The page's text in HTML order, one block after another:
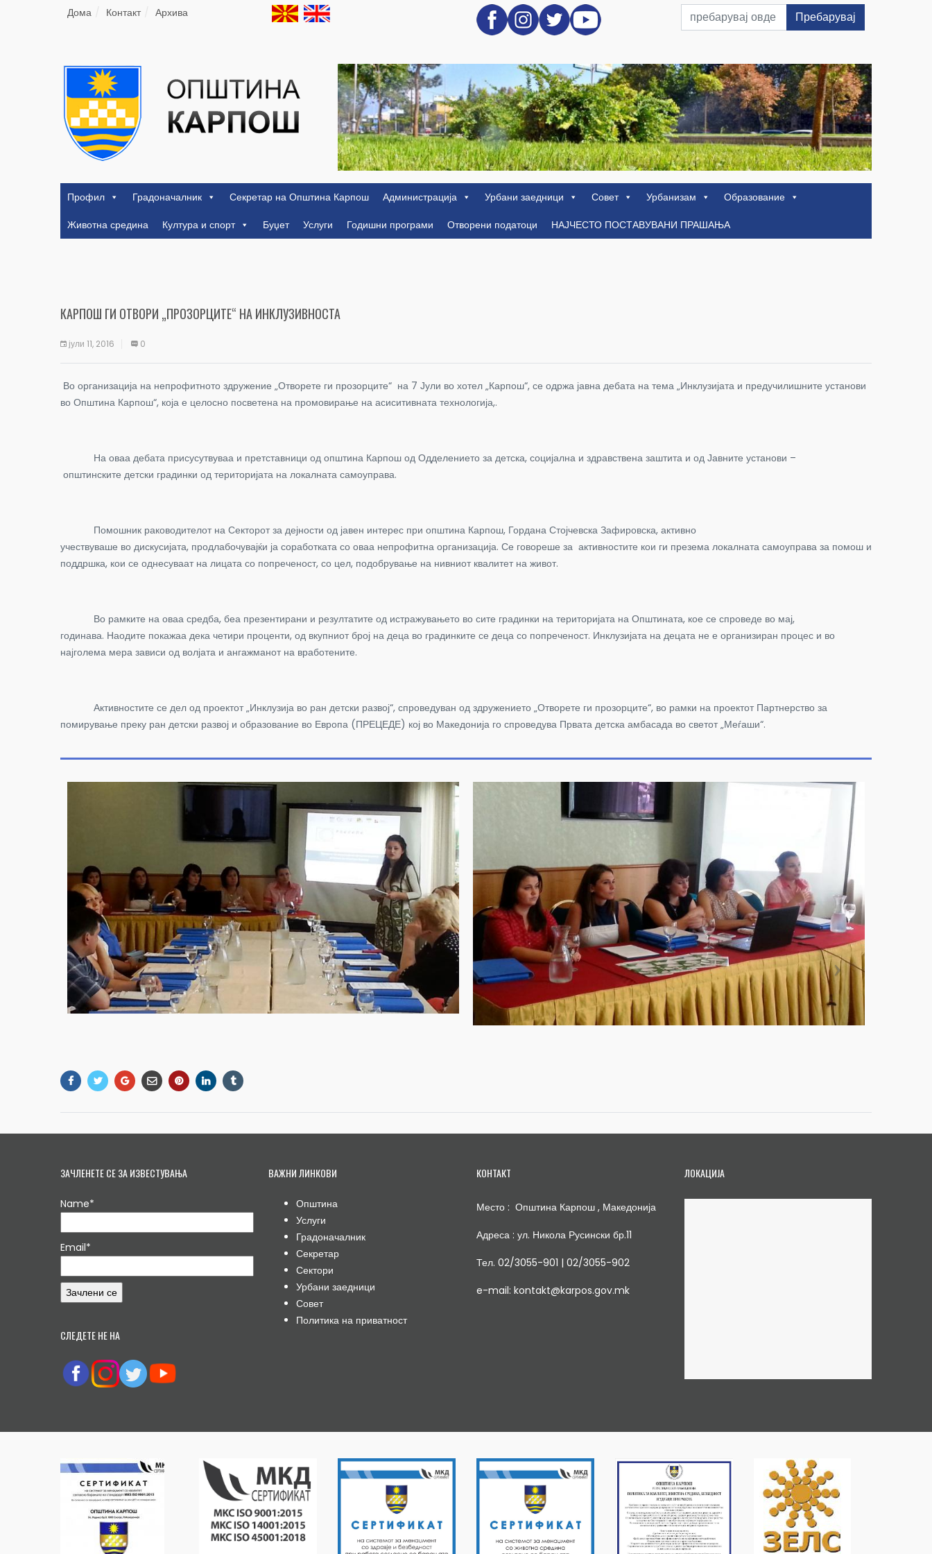
Дома Контакт Архива Пребарувај
Профил Градоначалник Секретар на Општина Карпош Администрација Урбани заедници Совет Урбанизам
Образование
Животна средина
Култура и спорт Буџет Услуги Годишни програми Отворени податоци НАЈЧЕСТО ПОСТАВУВАНИ ПРАШАЊА
КАРПОШ ГИ ОТВОРИ „ПРОЗОРЦИТЕ“ НА ИНКЛУЗИВНОСТА
јули 11, 2016 0
Во организација на непрофитното здружение „Отворете ги прозорците“ на 7 Јули во хотел „Карпош“, се одржа јавна дебата на тема „Инклузијата и предучилишните установи
во Општина Карпош“, која е целосно посветена на промовирање на асиситивната технологија,.
На оваа дебата присусутвуваа и претставници од општина Карпош од Одделението за детска, социјална и здравствена заштита и од Јавните установи –
општинските детски градинки од територијата на локалната самоуправа.
Помошник раководителот на Секторот за дејности од јавен интерес при општина Карпош, Гордана Стојчевска Зафировска, активно
учествуваше во дискусијата, продлабочувајќи ја соработката со оваа непрофитна организација. Се говореше за активностите кои ги презема локалната самоуправа за помош и
поддршка, кои се однесуваат на лицата со попреченост, со цел, подобрување на нивниот квалитет на живот.
Во рамките на оваа средба, беа презентирани и резултатите од истражувањето во сите градинки на територијата на Општината, кое се спроведе во мај,
годинава. Наодите покажаа дека четири проценти, од вкупниот број на деца во градинките се деца со попреченост. Инклузијата на децата не е организиран процес и во
најголема мера зависи од волјата и ангажманот на вработените.
Активностите се дел од проектот „Инклузија во ран детски развој“, спроведуван од здружението „Отворете ги прозорците“, во рамки на проектот Партнерство за
помирување преку ран детски развој и образование во Европа (ПРЕЦЕДЕ) кој во Македонија го спроведува Првата детска амбасада во светот „Меѓаши“.
ЗАЧЛЕНЕТЕ СЕ ЗА ИЗВЕСТУВАЊА
Name*
Email*
СЛЕДЕТЕ НЕ НА
ВАЖНИ ЛИНКОВИ
Општина
Услуги
Градоначалник
Секретар
Сектори
Урбани заедници
Совет
Политика на приватност
КОНТАКТ
Место : Општина Карпош , Македонија
Адреса : ул. Никола Русински бр.11
Тел. 02/3055-901 | 02/3055-902
e-mail: kontakt@karpos.gov.mk
ЛОКАЦИЈА